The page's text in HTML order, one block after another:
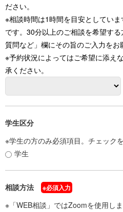
文字サイズ 標準 拡大 背景
ださい。
※相談時間は1時間を目安としてい
です。30分以上のご相談を希望す
質問など」欄にその旨のご入力をお
※予約状況によってはご希望に添え
承ください。
学生区分
※学生の方のみ必須項目。チェック
学生
相談方法 ※必須入力
※「WEB相談」ではZoomを使用し